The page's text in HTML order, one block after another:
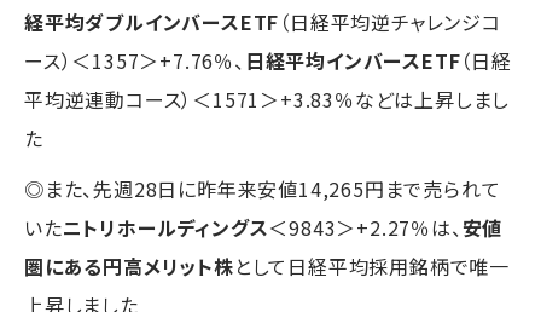
経平均ダブルインバースETF （日経平均逆チャレンジコ
ース）＜1357＞+7.76％、 日経平均インバースETF（日経
平均逆連動コース）＜1571＞+3.83％などは上昇しまし
た
◎また、先週28日に昨年来安値14,265円まで売られて
いたニトリホールディングス＜9843＞+2.27％は、安値
圏にある円高メリット株として日経平均採用銘柄で唯一
上昇しました